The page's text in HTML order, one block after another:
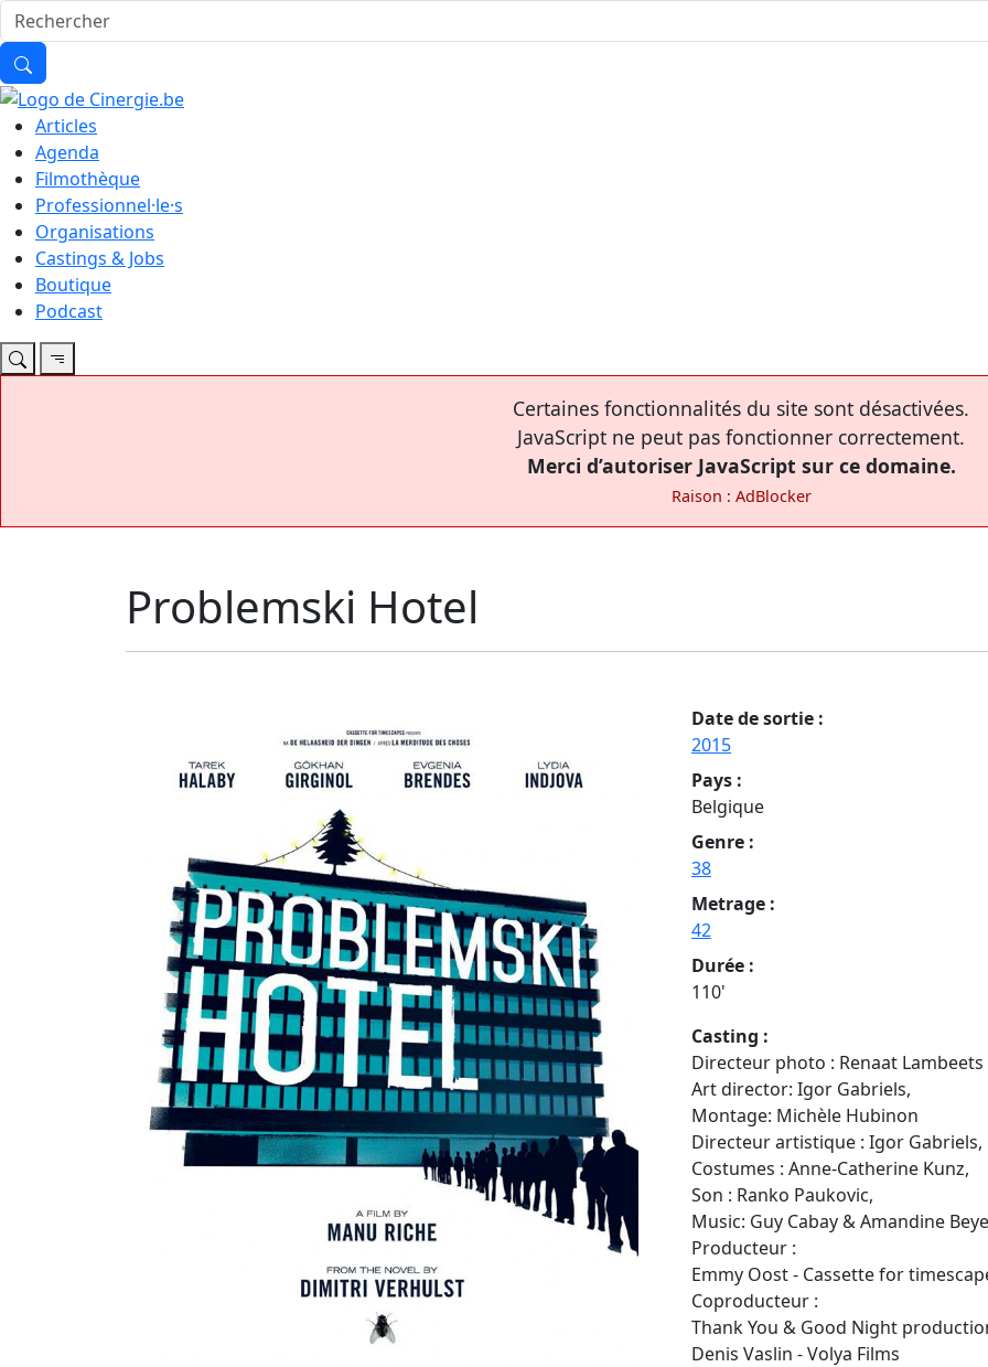
Articles
Agenda
Filmothèque
Professionnel·le·s
Organisations
Castings & Jobs
Boutique
Podcast
Certaines fonctionnalités du site sont désactivées.
JavaScript ne peut pas fonctionner correctement.
Merci d’autoriser JavaScript sur ce domaine.
Raison : AdBlocker
Problemski Hotel
Date de sortie :
2015
Pays :
Belgique
Genre :
38
Metrage :
42
Durée :
110'
Casting :
Directeur photo : Renaat Lambeets
Art director: Igor Gabriels,
Montage: Michèle Hubinon
Directeur artistique : Igor Gabriels,
Costumes : Anne-Catherine Kunz,
Son : Ranko Paukovic,
Music: Guy Cabay & Amandine
Producteur :
Emmy Oost - Cassette for
Coproducteur :
Thank You & Good Night
Denis Vaslin - Volya Films